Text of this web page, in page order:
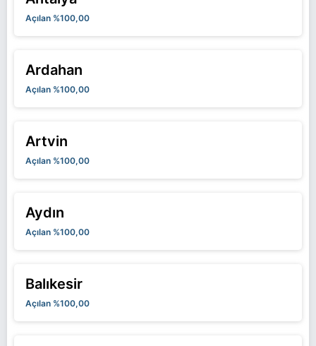
Açılan %100,00
Ardahan
Açılan %100,00
Artvin
Açılan %100,00
Aydın
Açılan %100,00
Balıkesir
Açılan %100,00